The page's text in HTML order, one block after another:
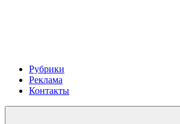
Рубрики
Реклама
Контакты